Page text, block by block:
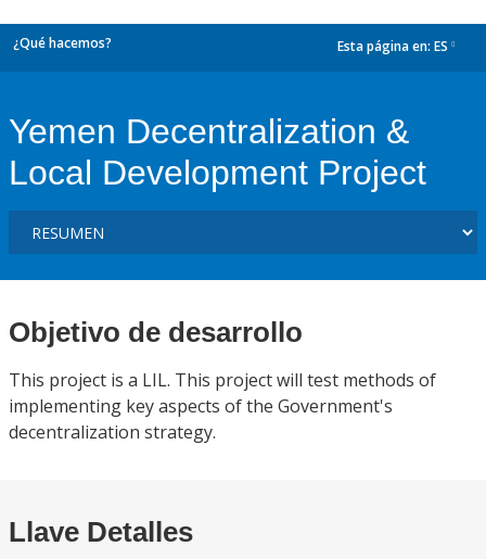
¿Qué hacemos? Esta página en: ES
Yemen Decentralization &
Local Development Project
Objetivo de desarrollo
This project is a LIL. This project will test methods of
implementing key aspects of the Government's
decentralization strategy.
Llave Detalles